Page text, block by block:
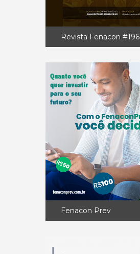
Revista Fenacon #196
Fenacon Prev